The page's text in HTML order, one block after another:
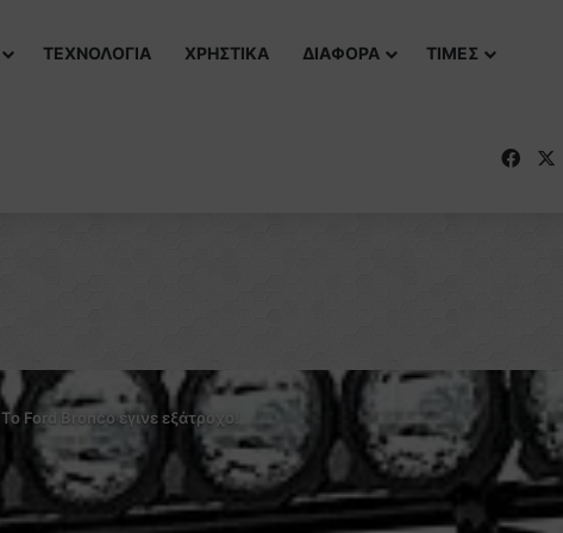
ΤΕΧΝΟΛΟΓΙΑ ΧΡΗΣΤΙΚΑ ΔΙΑΦΟΡΑ ΤΙΜΕΣ
Το Ford Bronco έγινε εξάτροχο!